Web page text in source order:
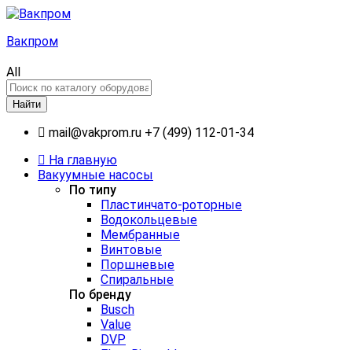
Вакпром
All
Найти
mail@vakprom.ru +7 (499) 112-01-34
На главную
Вакуумные насосы
По типу
Пластинчато-роторные
Водокольцевые
Мембранные
Винтовые
Поршневые
Спиральные
По бренду
Busch
Value
DVP